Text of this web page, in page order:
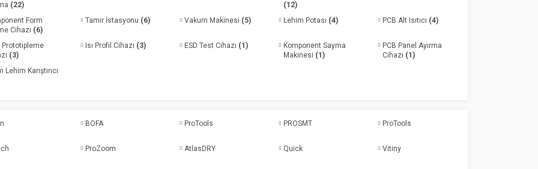
(22)
(12)
Form
Cihazı (6)
Tamir İstasyonu (6) Vakum Makinesi (5) Lehim Potası (4) PCB Alt Isıtıcı (4)
Prototipleme
(3)
Isı Profil Cihazı (3) ESD Test Cihazı (1)
Komponent Sayma
Makinesi (1)
PCB Panel Ayırma
Cihazı (1)
Lehim Karıştırıcı
BOFA ProTools PROSMT ProTools
ProZoom AtlasDRY Quick Vitiny